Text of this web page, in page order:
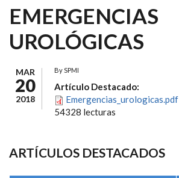
EMERGENCIAS
UROLÓGICAS
MAR
20
2018
BySPMI
Artículo Destacado:
Emergencias_urologicas.pdf
54328 lecturas
ARTÍCULOS DESTACADOS